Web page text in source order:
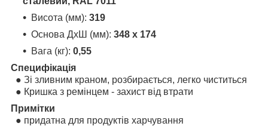
Висота (мм): 319
Основа ДхШ (мм): 348 x 174
Вага (кг): 0,55
Специфікація
● Зі зливним краном, розбирається, легко чиститься
● Кришка з ремінцем - захист від втрати
Примітки
● придатна для продуктів харчування